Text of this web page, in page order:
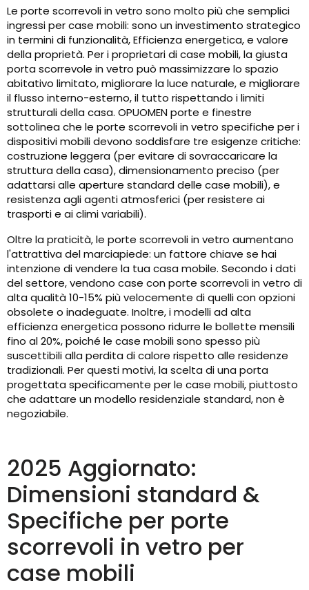
Le porte scorrevoli in vetro sono molto più che semplici
ingressi per case mobili: sono un investimento strategico
in termini di funzionalità, Efficienza energetica, e valore
della proprietà. Per i proprietari di case mobili, la giusta
porta scorrevole in vetro può massimizzare lo spazio
abitativo limitato, migliorare la luce naturale, e migliorare
il flusso interno-esterno, il tutto rispettando i limiti
strutturali della casa. OPUOMEN porte e finestre
sottolinea che le porte scorrevoli in vetro specifiche per i
dispositivi mobili devono soddisfare tre esigenze critiche:
costruzione leggera (per evitare di sovraccaricare la
struttura della casa), dimensionamento preciso (per
adattarsi alle aperture standard delle case mobili), e
resistenza agli agenti atmosferici (per resistere ai
trasporti e ai climi variabili).
Oltre la praticità, le porte scorrevoli in vetro aumentano
l'attrattiva del marciapiede: un fattore chiave se hai
intenzione di vendere la tua casa mobile. Secondo i dati
del settore, vendono case con porte scorrevoli in vetro di
alta qualità 10-15% più velocemente di quelli con opzioni
obsolete o inadeguate. Inoltre, i modelli ad alta
efficienza energetica possono ridurre le bollette mensili
fino al 20%, poiché le case mobili sono spesso più
suscettibili alla perdita di calore rispetto alle residenze
tradizionali. Per questi motivi, la scelta di una porta
progettata specificamente per le case mobili, piuttosto
che adattare un modello residenziale standard, non è
negoziabile.
2025 Aggiornato:
Dimensioni standard &
Specifiche per porte
scorrevoli in vetro per
case mobili